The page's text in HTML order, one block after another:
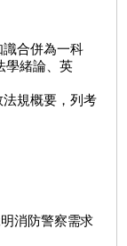
合併為一科
學緒論、英
規概要，列考
消防警察需求